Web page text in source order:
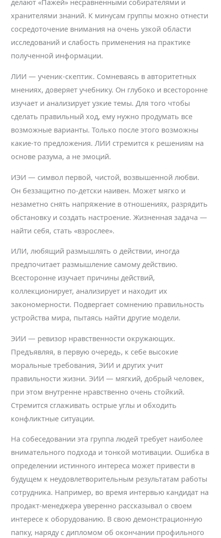
делают «Пажей» несравненными собирателями и
хранителями знаний. К минусам группы можно отнести
сосредоточение внимания на очень узкой области
исследований и слабость применения на практике
полученной информации.
ЛИИ — ученик-скептик. Сомневаясь в авторитетных
мнениях, доверяет учебнику. Он глубоко и всесторонне
изучает и анализирует узкие темы. Для того чтобы
сделать правильный ход, ему нужно продумать все
возможные варианты. Только после этого возможны
какие-то предложения. ЛИИ стремится к решениям на
основе разума, а не эмоций.
ИЭИ — символ первой, чистой, возвышенной любви.
Он беззащитно по-детски наивен. Может мягко и
незаметно снять напряжение в отношениях, разрядить
обстановку и создать настроение. Жизненная задача —
найти себя, стать «взрослее».
ИЛИ, любящий размышлять о действии, иногда
предпочитает размышление самому действию.
Всесторонне изучает причины действий,
коллекционирует, анализирует и находит их
закономерности. Подвергает сомнению правильность
устройства мира, пытаясь найти другие модели.
ЭИИ — ревизор нравственности окружающих.
Предъявляя, в первую очередь, к себе высокие
моральные требования, ЭИИ и других учит
правильности жизни. ЭИИ — мягкий, добрый человек,
при этом внутренне нравственно очень стойкий.
Стремится сглаживать острые углы и обходить
конфликтные ситуации.
На собеседовании эта группа людей требует наиболее
внимательного подхода и тонкой мотивации. Ошибка в
определении истинного интереса может привести в
будущем к неудовлетворительным результатам работы
сотрудника. Например, во время интервью кандидат на
продакт-менеджера уверенно рассказывал о своем
интересе к оборудованию. В свою демонстрационную
папку, наряду с дипломом об окончании профильного